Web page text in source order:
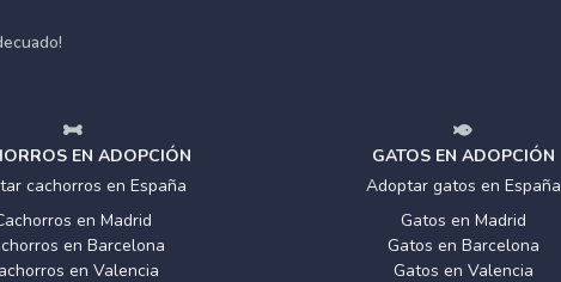
EN ADOPCIÓN
cachorros en España
en Madrid
en Barcelona
en Valencia
GATOS EN ADOPCIÓN
Adoptar gatos en España
Gatos en Madrid
Gatos en Barcelona
Gatos en Valencia